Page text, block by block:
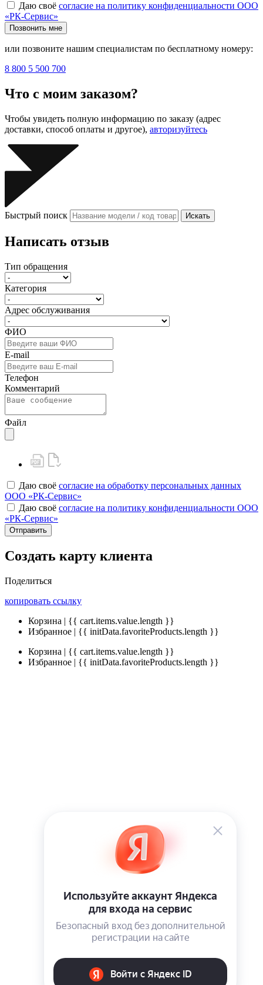
Даю своё согласие на политику конфиденциальности ООО
«РК-Сервис»
Позвонить мне
или позвоните нашим специалистам по бесплатному номеру:
8 800 5 500 700
Что с моим заказом?
Чтобы увидеть полную информацию по заказу (адрес
доставки, способ оплаты и другое), авторизуйтесь
Быстрый поиск Искать
Написать отзыв
Тип обращения
Категория
Адрес обслуживания
ФИО
E-mail
Телефон
Комментарий
Файл
Даю своё согласие на обработку персональных данных
ООО «РК-Сервис»
Даю своё согласие на политику конфиденциальности ООО
«РК-Сервис»
Отправить
Создать карту клиента
Поделиться
копировать ссылку
Корзина | {{ cart.items.value.length }}
Избранное | {{ initData.favoriteProducts.length }}
Корзина | {{ cart.items.value.length }}
Избранное | {{ initData.favoriteProducts.length }}